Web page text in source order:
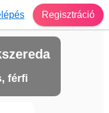
Regisztráció
férfi